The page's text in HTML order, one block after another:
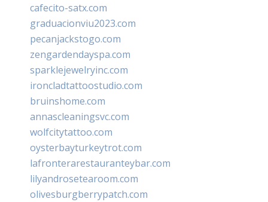
cafecito-satx.com
graduacionviu2023.com
pecanjackstogo.com
zengardendayspa.com
sparklejewelryinc.com
ironcladtattoostudio.com
bruinshome.com
annascleaningsvc.com
wolfcitytattoo.com
oysterbayturkeytrot.com
lafronterarestauranteybar.com
lilyandrosetearoom.com
olivesburgberrypatch.com